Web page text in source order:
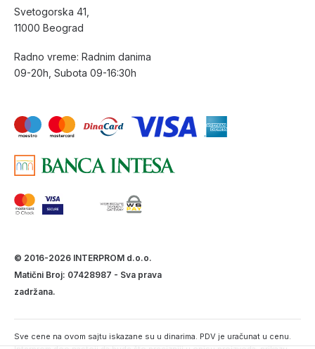
Svetogorska 41,
11000 Beograd
Radno vreme: Radnim danima
09-20h, Subota 09-16:30h
© 2016-2026 INTERPROM d.o.o.
Matični Broj: 07428987 - Sva prava
zadržana.
Sve cene na ovom sajtu iskazane su u dinarima. PDV je uračunat u cenu.